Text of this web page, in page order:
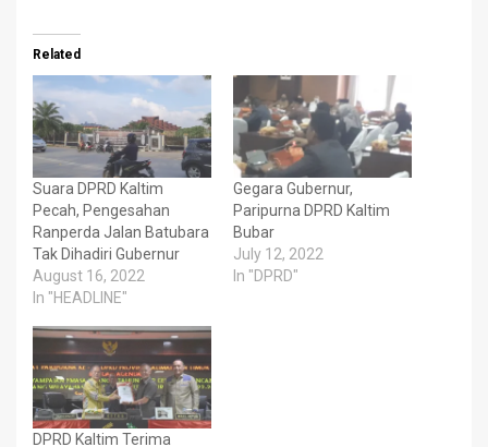
Related
Suara DPRD Kaltim
Pecah, Pengesahan
Ranperda Jalan Batubara
Tak Dihadiri Gubernur
August 16, 2022
In "HEADLINE"
Gegara Gubernur,
Paripurna DPRD Kaltim
Bubar
July 12, 2022
In "DPRD"
DPRD Kaltim Terima